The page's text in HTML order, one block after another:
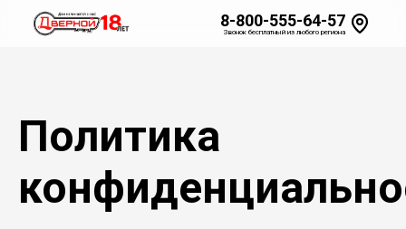
8-800-555-64-57
Звонок бесплатный из любого региона
Политика